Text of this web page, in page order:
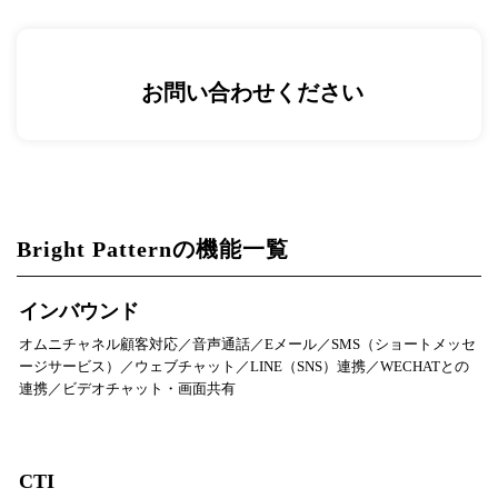
お問い合わせください
Bright Patternの機能一覧
インバウンド
オムニチャネル顧客対応／音声通話／Eメール／SMS（ショートメッセ
ージサービス）／ウェブチャット／LINE（SNS）連携／WECHATとの
連携／ビデオチャット・画面共有
CTI